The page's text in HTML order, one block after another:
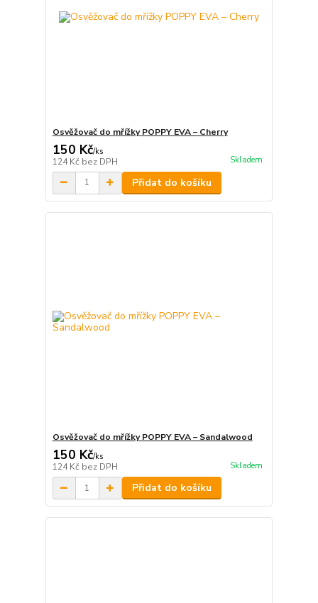
Osvěžovač do mřížky POPPY EVA – Cherry
150 Kč/ks
124 Kč bez DPH Skladem
Přidat do košíku
Osvěžovač do mřížky POPPY EVA – Sandalwood
150 Kč/ks
124 Kč bez DPH Skladem
Přidat do košíku